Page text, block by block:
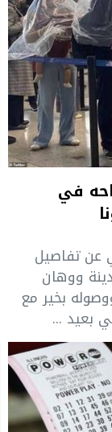
في
تفاصيل
ووهان
بخير مع
بعيد ...